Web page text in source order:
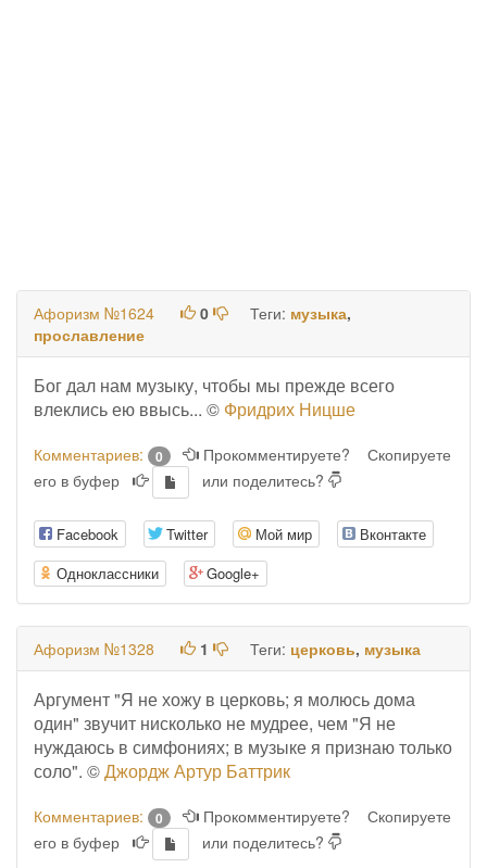
Афоризм №1624 0 Теги: музыка,
прославление
Бог дал нам музыку, чтобы мы прежде всего
влеклись ею ввысь... © Фридрих Ницше
Комментариев: 0 Прокомментируете?
Скопируете
его в буфер
или поделитесь?
Facebook Twitter Мой мир
Вконтакте
Одноклассники
Google+
Афоризм №1328 1 Теги: церковь, музыка
Аргумент "Я не хожу в церковь; я молюсь дома
один" звучит нисколько не мудрее, чем "Я не
нуждаюсь в симфониях; в музыке я признаю только
соло". ©Джордж Артур Баттрик
Комментариев: 0 Прокомментируете?
Скопируете
его в буфер
или поделитесь?